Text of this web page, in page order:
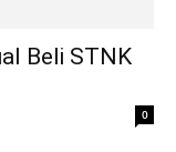
Beli STNK
0